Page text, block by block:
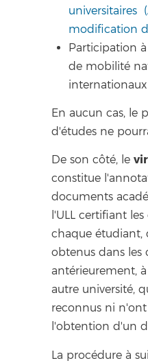
universitaires
modification
Participation
de mobilité
internationaux
En aucun cas, le
d'études ne
De son côté, le
constitue
documents
l'ULL certifiant les
chaque étudiant,
obtenus dans les
antérieurement,
autre université,
reconnus ni
l'obtention d'un
La procédure à